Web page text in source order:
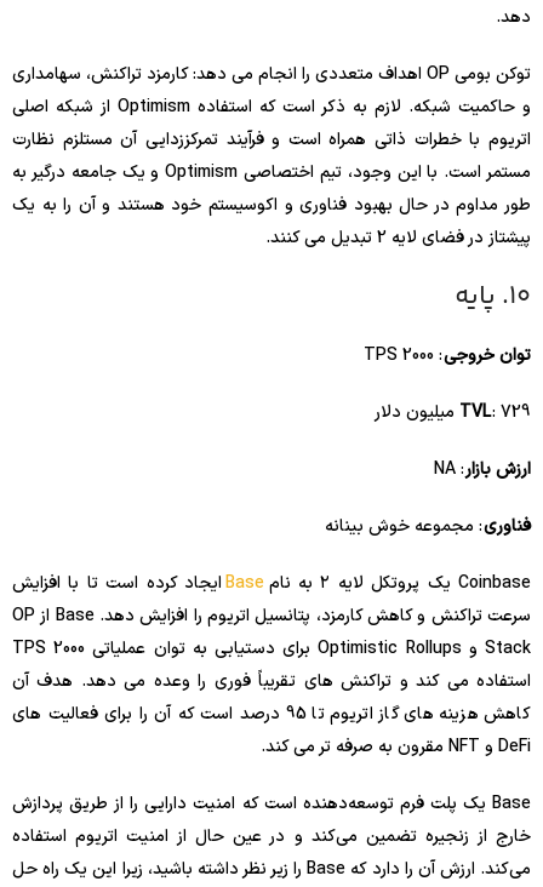
دهد.
توکن بومی OP اهداف متعددی را انجام می دهد: کارمزد تراکنش، سهامداری
و حاکمیت شبکه. لازم به ذکر است که استفاده Optimism از شبکه اصلی
اتریوم با خطرات ذاتی همراه است و فرآیند تمرکززدایی آن مستلزم نظارت
مستمر است. با این وجود، تیم اختصاصی Optimism و یک جامعه درگیر به
طور مداوم در حال بهبود فناوری و اکوسیستم خود هستند و آن را به یک
پیشتاز در فضای لایه 2 تبدیل می کنند.
10. پایه
توان خروجی: 2000 TPS
TVL: 729 میلیون دلار
ارزش بازار: NA
فناوری: مجموعه خوش بینانه
Coinbase یک پروتکل لایه ۲ به نام Baseایجاد کرده است تا با افزایش
سرعت تراکنش و کاهش کارمزد، پتانسیل اتریوم را افزایش دهد. Base از OP
Stack و Optimistic Rollups برای دستیابی به توان عملیاتی 2000 TPS
استفاده می کند و تراکنش های تقریباً فوری را وعده می دهد. هدف آن
کاهش هزینه های گاز اتریوم تا 95 درصد است که آن را برای فعالیت های
DeFi و NFT مقرون به صرفه تر می کند.
Base یک پلت فرم توسعه‌دهنده است که امنیت دارایی را از طریق پردازش
خارج از زنجیره تضمین می‌کند و در عین حال از امنیت اتریوم استفاده
می‌کند. ارزش آن را دارد که Base را زیر نظر داشته باشید، زیرا این یک راه حل